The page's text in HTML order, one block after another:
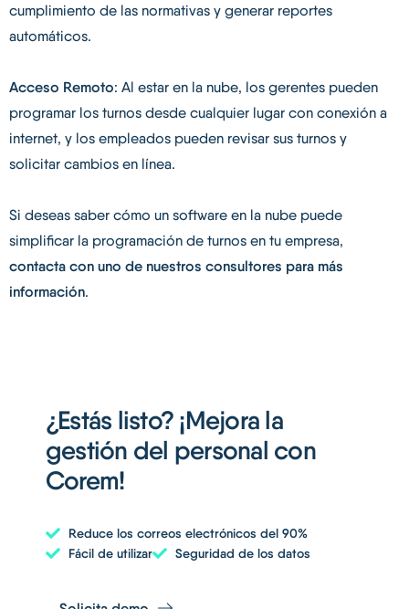
cumplimiento de las normativas y generar reportes
automáticos.
Acceso Remoto: Al estar en la nube, los gerentes pueden
programar los turnos desde cualquier lugar con conexión a
internet, y los empleados pueden revisar sus turnos y
solicitar cambios en línea.
Si deseas saber cómo un software en la nube puede
simplificar la programación de turnos en tu empresa,
contacta con uno de nuestros consultores para más
información.
¿Estás listo? ¡Mejora la
gestión del personal con
Corem!​
Reduce los correos electrónicos del 90%
Fácil de utilizar
Seguridad de los datos